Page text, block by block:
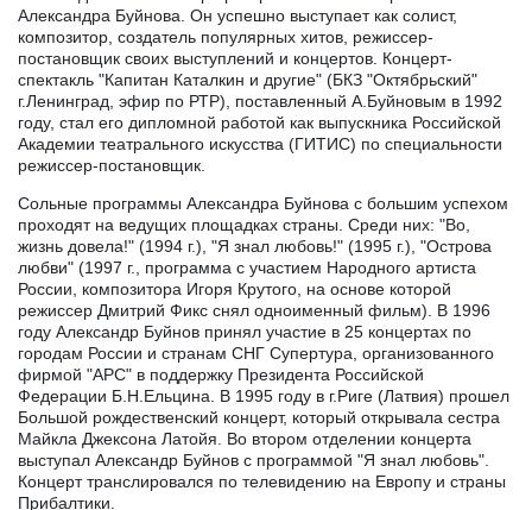
Александра Буйнова. Он успешно выступает как солист,
композитор, создатель популярных хитов, режиссер-
постановщик своих выступлений и концертов. Концерт-
спектакль "Капитан Каталкин и другие" (БКЗ "Октябрьский"
г.Ленинград, эфир по РТР), поставленный А.Буйновым в 1992
году, стал его дипломной работой как выпускника Российской
Академии театрального искусства (ГИТИС) по специальности
режиссер-постановщик.
Сольные программы Александра Буйнова с большим успехом
проходят на ведущих площадках страны. Среди них: "Во,
жизнь довела!" (1994 г.), "Я знал любовь!" (1995 г.), "Острова
любви" (1997 г., программа с участием Народного артиста
России, композитора Игоря Крутого, на основе которой
режиссер Дмитрий Фикс снял одноименный фильм). В 1996
году Александр Буйнов принял участие в 25 концертах по
городам России и странам СНГ Супертура, организованного
фирмой "АРС" в поддержку Президента Российской
Федерации Б.Н.Ельцина. В 1995 году в г.Риге (Латвия) прошел
Большой рождественский концерт, который открывала сестра
Майкла Джексона Латойя. Во втором отделении концерта
выступал Александр Буйнов с программой "Я знал любовь".
Концерт транслировался по телевидению на Европу и страны
Прибалтики.